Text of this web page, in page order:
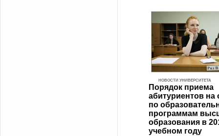
НОВОСТИ УНИВЕРСИТЕТА
Порядок приема
абитуриентов на
по
программам
образования в
учебном году